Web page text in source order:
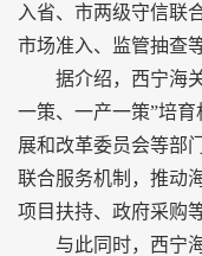
入省、市两级守信联
市场准入、监管抽查
据介绍，西宁海关
一策、一产一策”培
展和改革委员会等部
联合服务机制，推动
项目扶持、政府采购
与此同时，西宁海